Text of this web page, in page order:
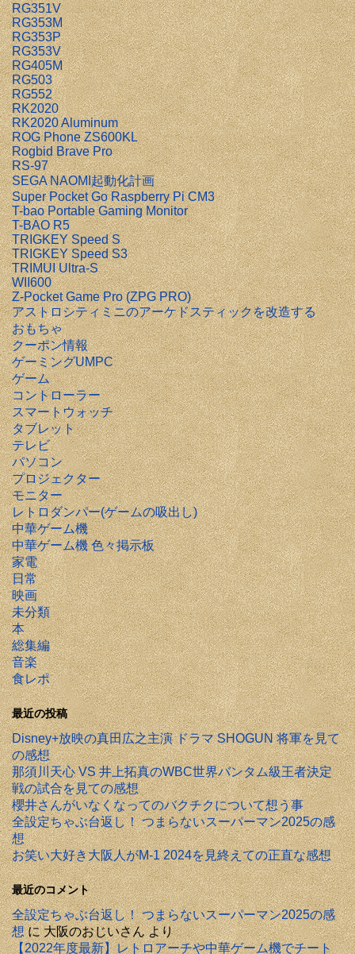
RG351V
RG353M
RG353P
RG353V
RG405M
RG503
RG552
RK2020
RK2020 Aluminum
ROG Phone ZS600KL
Rogbid Brave Pro
RS-97
SEGA NAOMI起動化計画
Super Pocket Go Raspberry Pi CM3
T-bao Portable Gaming Monitor
T-BAO R5
TRIGKEY Speed S
TRIGKEY Speed S3
TRIMUI Ultra-S
WII600
Z-Pocket Game Pro (ZPG PRO)
アストロシティミニのアーケドスティックを改造する
おもちゃ
クーポン情報
ゲーミングUMPC
ゲーム
コントローラー
スマートウォッチ
タブレット
テレビ
パソコン
プロジェクター
モニター
レトロダンパー(ゲームの吸出し)
中華ゲーム機
中華ゲーム機 色々掲示板
家電
日常
映画
未分類
本
総集編
音楽
食レポ
最近の投稿
Disney+放映の真田広之主演 ドラマ SHOGUN 将軍を見て
の感想
那須川天心 VS 井上拓真のWBC世界バンタム級王者決定
戦の試合を見ての感想
櫻井さんがいなくなってのバクチクについて想う事
全設定ちゃぶ台返し！ つまらないスーパーマン2025の感
想
お笑い大好き大阪人がM-1 2024を見終えての正直な感想
最近のコメント
全設定ちゃぶ台返し！ つまらないスーパーマン2025の感
想に大阪のおじいさんより
【2022年度最新】レトロアーチや中華ゲーム機でチート